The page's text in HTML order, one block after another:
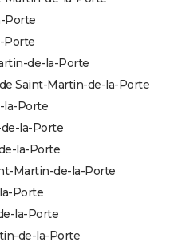
Porte
Porte
de-la-Porte
Saint-Martin-de-la-Porte
la-Porte
la-Porte
la-Porte
Martin-de-la-Porte
Porte
la-Porte
de-la-Porte